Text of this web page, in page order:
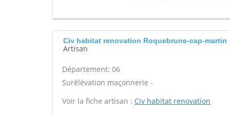
Civ habitat renovation Roquebrune-cap-martin
Artisan
Département: 06
Surélévation maçonnerie -
Voir la fiche artisan : Civ habitat renovation